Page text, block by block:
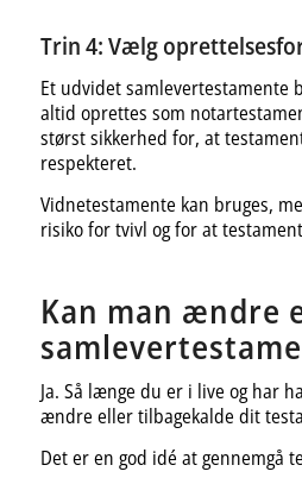
Trin 4: Vælg
Et udvidet samlevertestamente
altid oprettes som
størst sikkerhed for, at
respekteret.
Vidnetestamente kan bruges,
risiko for tvivl og for at
Kan man ændre
Ja. Så længe du er i live og har
ændre eller tilbagekalde dit
Det er en god idé at gennemgå